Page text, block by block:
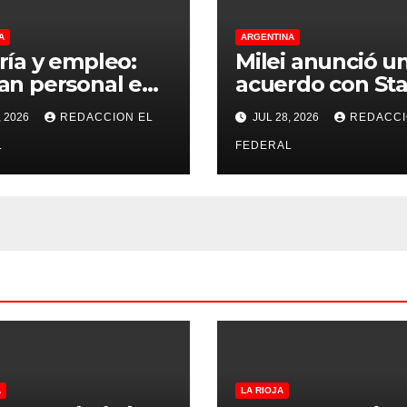
y empleo:
personal en
y San
distintos
2026 REDACCION EL
ARGENTINA
Milei anunció
acuerdo con
para llevar
satelital a 6.000
escuelas
todo el país
JUL 28, 2026
FEDERAL
LA RIOJA